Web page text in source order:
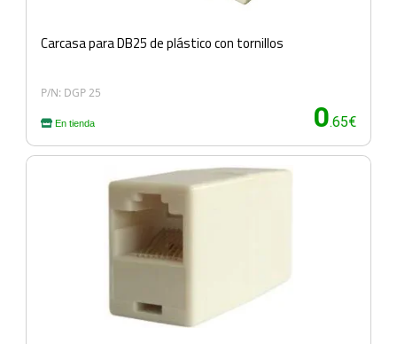
Carcasa para DB25 de plástico con tornillos
P/N: DGP 25
En tienda 0.65€